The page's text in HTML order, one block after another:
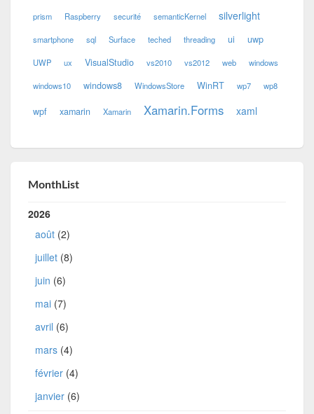
prism Raspberry securité semanticKernel silverlight
smartphone sql Surface teched threading ui uwp
UWP ux VisualStudio vs2010 vs2012 web windows
windows10 windows8 WindowsStore WinRT wp7 wp8
wpf xamarin Xamarin Xamarin.Forms xaml
MonthList
2026
août (2)
juillet (8)
juin (6)
mai (7)
avril (6)
mars (4)
février (4)
janvier (6)